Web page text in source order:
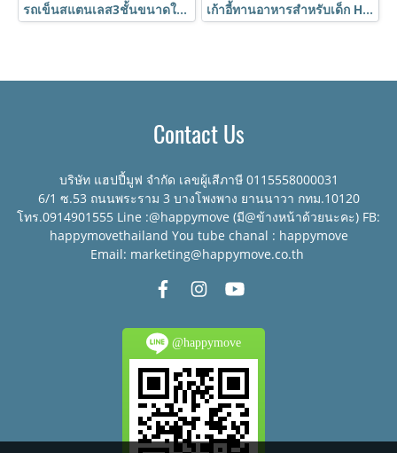
รถเข็นสแตนเลส3ชั้นขนาดใหญ่ 850x450x900 มม. BX-M143M HORECAT เก้าอี้ทานอาหารสำหรับเด็ก HORECAT 56053
Contact Us
บริษัท แฮปปี้มูฟ จำกัด เลขผู้เสีภาษี 0115558000031
6/1 ซ.53 ถนนพระราม 3 บางโพงพาง ยานนาวา กทม.10120
โทร.0914901555 Line :@happymove (มี@ข้างหน้าด้วยนะคะ) FB:
happymovethailand You tube chanal : happymove
Email: marketing@happymove.co.th
@happymove